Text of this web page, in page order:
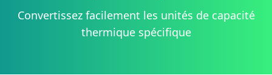
Convertissez facilement les unités de capacité
thermique spécifique